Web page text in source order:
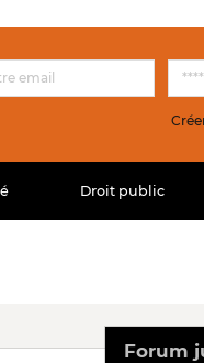
Droit public
Forum